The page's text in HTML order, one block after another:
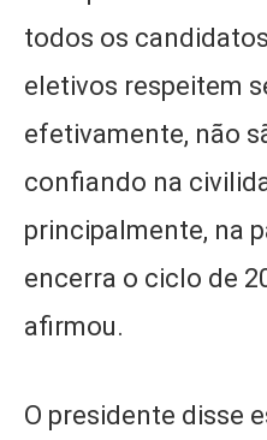
todos os
eletivos respeitem
efetivamente, não
confiando na
principalmente, na
encerra o ciclo de
afirmou.
O presidente disse